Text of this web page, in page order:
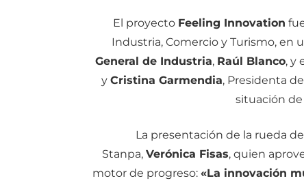
El proyecto Feeling Innovation
Industria, Comercio y Turismo,
General de Industria, Raúl Blanco, y
y Cristina Garmendia, Presidenta
situación
La presentación de la rueda
Stanpa, Verónica Fisas, quien
motor de progreso: «La innovación